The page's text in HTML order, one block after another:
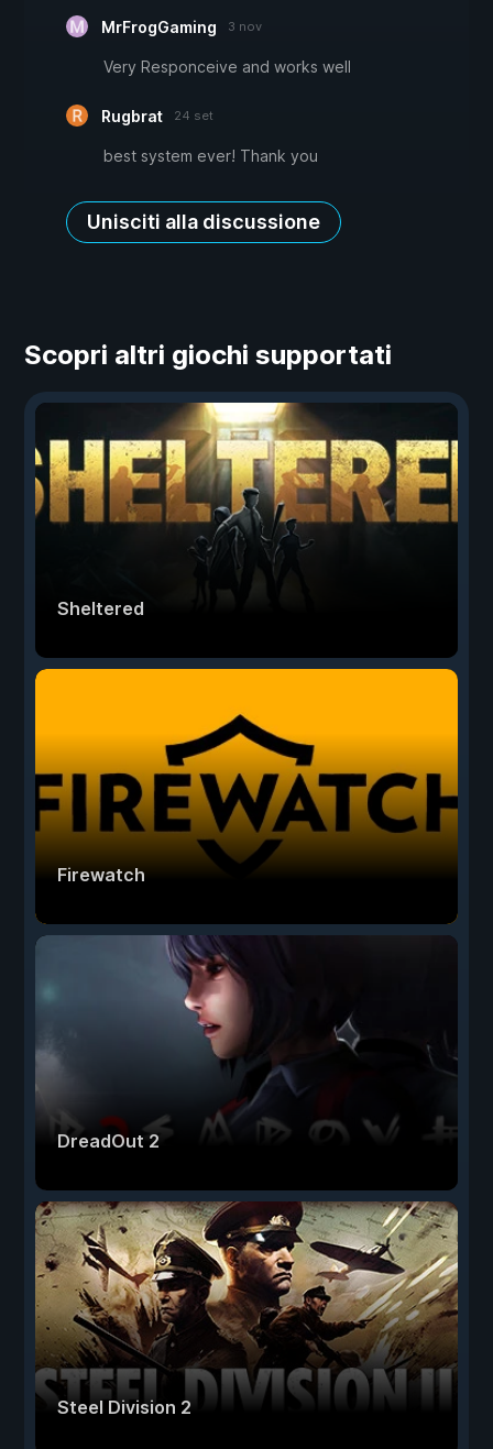
MrFrogGaming 3 nov
Very Responceive and works well
Rugbrat 24 set
best system ever! Thank you
Unisciti alla discussione
Scopri altri giochi supportati
Sheltered
Firewatch
DreadOut 2
Steel Division 2